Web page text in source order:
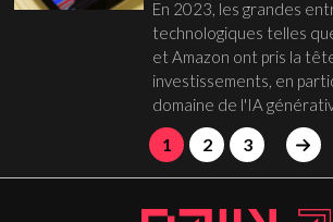
En 2023, les grandes
technologiques telles
et Amazon ont pris la
investissements, en
domaine de l'IA
1 2 3